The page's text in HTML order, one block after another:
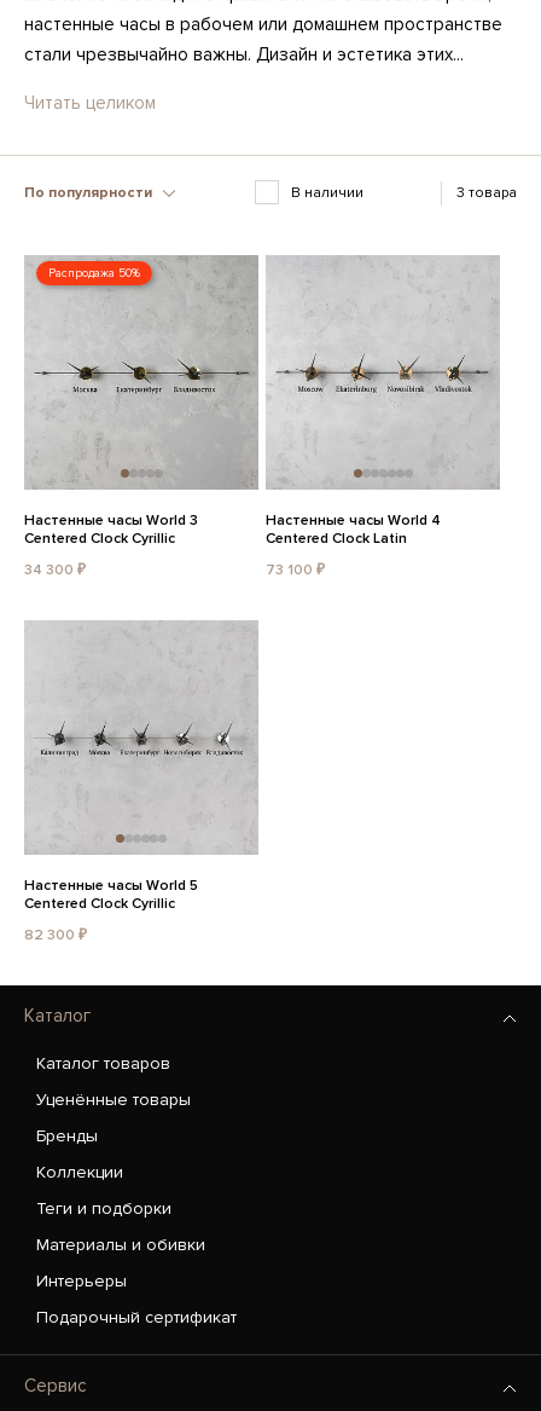
настенные часы в рабочем или домашнем пространстве
стали чрезвычайно важны. Дизайн и эстетика этих...
Читать целиком
По популярности В наличии 3 товара
Распродажа 50%
Настенные часы World 3
Centered Clock Cyrillic
34 300 ₽
Настенные часы World 4
Centered Clock Latin
73 100 ₽
Настенные часы World 5
Centered Clock Cyrillic
82 300 ₽
Каталог
Каталог товаров
Уценённые товары
Бренды
Коллекции
Теги и подборки
Материалы и обивки
Интерьеры
Подарочный сертификат
Сервис